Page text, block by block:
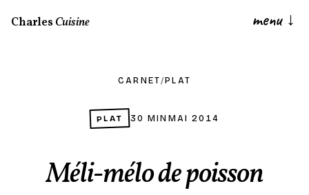
CharlesCuisine menu ↓
CARNET/ PLAT
PLAT 30 MIN MAI 2014
Méli-mélo de poisson